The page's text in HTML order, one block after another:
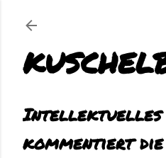
Intellektuelles
kommentiert